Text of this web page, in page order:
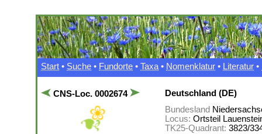
Start • Suche • Fundorte • Taxa • Nomenklatur • Literatur •
CNS-Loc. 0002674
Deutschland (DE)
Bundesland
Locus: Ortsteil
TK25-Quadrant: 3823/